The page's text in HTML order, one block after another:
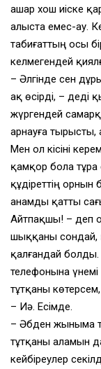
ашар хош иіске
алыста емес-ау.
табиғаттың осы
келмегендей
– Әлгінде сен
ақ өсірді, – деді
жүргендей
арнауға тырысты,
Мен ол кісіні
қамқор бола тұра
құдіреттің орнын
анамды қатты
Айтпақшы! – деп
шыққаны сондай,
қалғандай болды.
телефонына үнемі
тұтқаны
– Иә. Есімде.
– Әбден жыныма
тұтқаны аламын
кейбіреулер